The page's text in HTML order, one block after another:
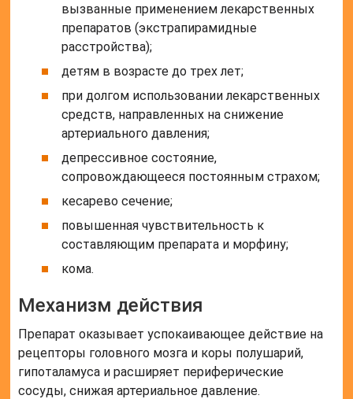
вызванные применением лекарственных
препаратов (экстрапирамидные
расстройства);
детям в возрасте до трех лет;
при долгом использовании лекарственных
средств, направленных на снижение
артериального давления;
депрессивное состояние,
сопровождающееся постоянным страхом;
кесарево сечение;
повышенная чувствительность к
составляющим препарата и морфину;
кома.
Механизм действия
Препарат оказывает успокаивающее действие на
рецепторы головного мозга и коры полушарий,
гипоталамуса и расширяет периферические
сосуды, снижая артериальное давление.